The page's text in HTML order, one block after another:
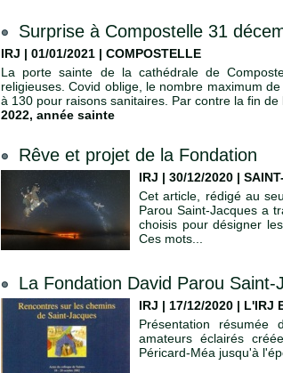
Surprise à Compostelle 31
IRJ | 01/01/2021 | COMPOSTELLE
La porte sainte de la cathédrale de
religieuses. Covid oblige, le nombre maximum
à 130 pour raisons sanitaires. Par contre la fin de
2022, année sainte
Rêve et projet de la Fondation
IRJ | 30/12/2020 |
Cet article, rédigé au
Parou Saint-Jacques a
choisis pour désigner
Ces mots...
La Fondation David Parou
IRJ | 17/12/2020 | L'IRJ
Présentation résumée
amateurs éclairés
Péricard-Méa jusqu'à